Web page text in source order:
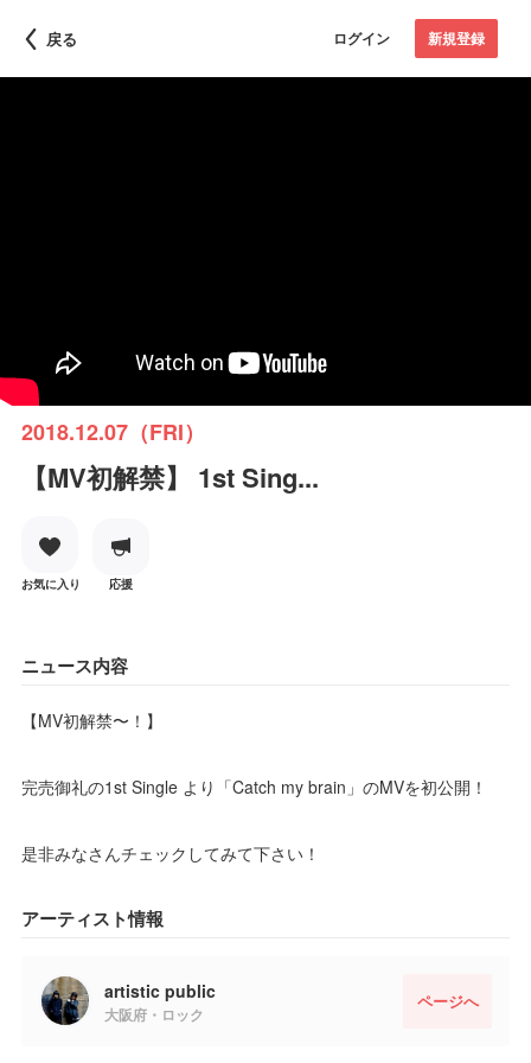
戻る ログイン 新規登録
2018.12.07（FRI）
【MV初解禁】 1st Sing...
お気に入り 応援
ニュース内容
【MV初解禁〜！】
完売御礼の1st Single より「Catch my brain」のMVを初公開！
是非みなさんチェックしてみて下さい！
アーティスト情報
artistic public
大阪府・ロック
ページへ